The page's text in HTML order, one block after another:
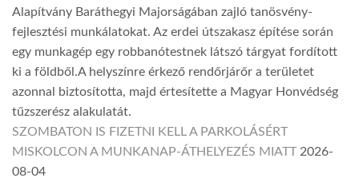
Alapítvány Baráthegyi Majorságában zajló tanösvény-
fejlesztési munkálatokat. Az erdei útszakasz építése során
egy munkagép egy robbanótestnek látszó tárgyat fordított
ki a földből.A helyszínre érkező rendőrjárőr a területet
azonnal biztosította, majd értesítette a Magyar Honvédség
tűzszerész alakulatát.
SZOMBATON IS FIZETNI KELL A PARKOLÁSÉRT
MISKOLCON A MUNKANAP-ÁTHELYEZÉS MIATT 2026-
08-04